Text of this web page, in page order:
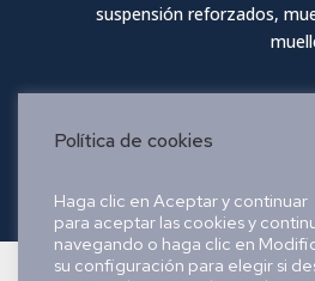
suspensión reforzados,
Política de cookies
Haga clic en Aceptar y continuar
para aceptar las cookies y
navegando o haga clic en
su configuración para elegir si